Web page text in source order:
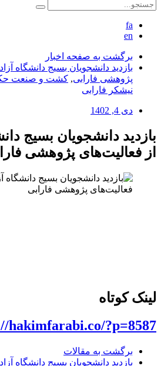
fa
en
برگشت به صفحه اخبار
بازدید دانشجویان بسیج دانشگاه
پژوهشی فارابی, کشت و صنعت
نیشکر فارابی
دی 4, 1402
بازدید دانشجویان بسیج
از فعالیت‌های پژوهشی
لینک کوتاه
hakimfarabi.co/?p=8587
برگشت به مقالات
بازدید دانشجویان بسیج دانشگاه